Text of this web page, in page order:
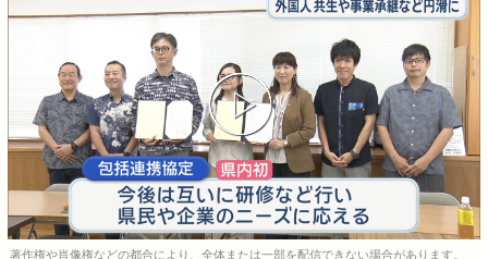
b
k
n
a
s
著作権や肖像権などの都合により、全体または一部を配信できない場合があります。